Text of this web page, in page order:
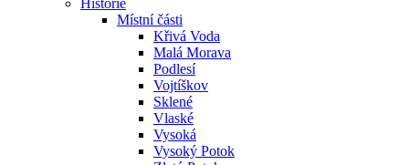
Historie
Místní části
Křivá Voda
Malá Morava
Podlesí
Vojtíškov
Sklené
Vlaské
Vysoká
Vysoký Potok